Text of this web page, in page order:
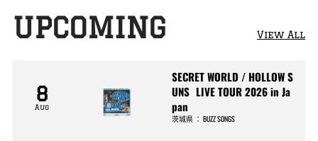
UPCOMING View All
8
Aug
SECRET WORLD / HOLLOW S
UNS LIVE TOUR 2026 in Ja
pan
茨城県 ：BUZZ SONGS